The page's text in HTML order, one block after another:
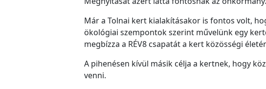
Már a Tolnai kert kialakításakor is fontos volt,
ökológiai szempontok szerint művelünk egy
megbízza a RÉV8 csapatát a kert közösségi
A pihenésen kívül másik célja a kertnek, hogy
venni.